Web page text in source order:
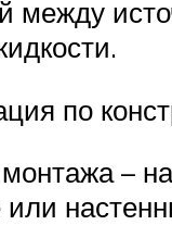
между
по
–
или